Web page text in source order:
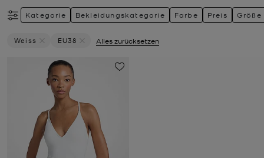
Kategorie Bekleidungskategorie Farbe Preis Größe
Weiss
EU38
Alles zurücksetzen